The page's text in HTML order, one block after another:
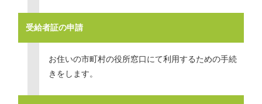
受給者証の申請
お住いの市町村の役所窓口にて利用するための手続
きをします。